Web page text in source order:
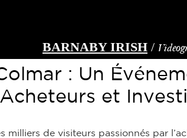
BARNABY IRISH /
: Un
et
de visiteurs passionnés par